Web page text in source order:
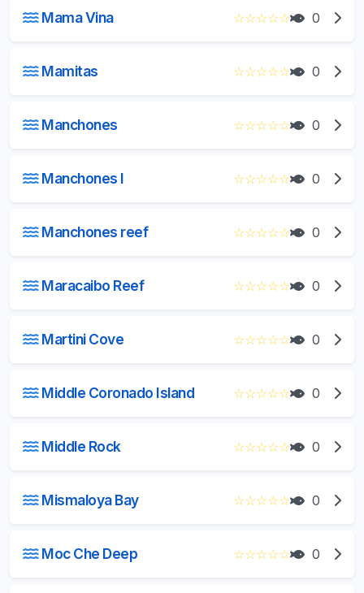
Mama Vina ☆☆☆☆☆ 0
Mamitas ☆☆☆☆☆ 0
Manchones ☆☆☆☆☆ 0
Manchones I ☆☆☆☆☆ 0
Manchones reef ☆☆☆☆☆ 0
Maracaibo Reef ☆☆☆☆☆ 0
Martini Cove ☆☆☆☆☆ 0
Middle Coronado Island ☆☆☆☆☆ 0
Middle Rock ☆☆☆☆☆ 0
Mismaloya Bay ☆☆☆☆☆ 0
Moc Che Deep ☆☆☆☆☆ 0